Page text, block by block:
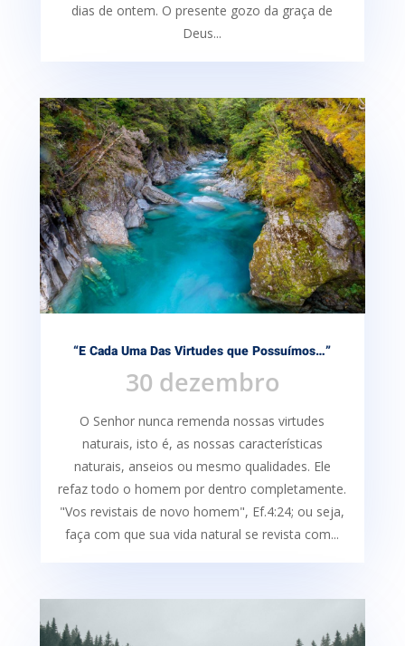
dias de ontem. O presente gozo da graça de
Deus...
“E Cada Uma Das Virtudes que Possuímos…”
30 dezembro
O Senhor nunca remenda nossas virtudes
naturais, isto é, as nossas características
naturais, anseios ou mesmo qualidades. Ele
refaz todo o homem por dentro completamente.
"Vos revistais de novo homem", Ef.4:24; ou seja,
faça com que sua vida natural se revista com...